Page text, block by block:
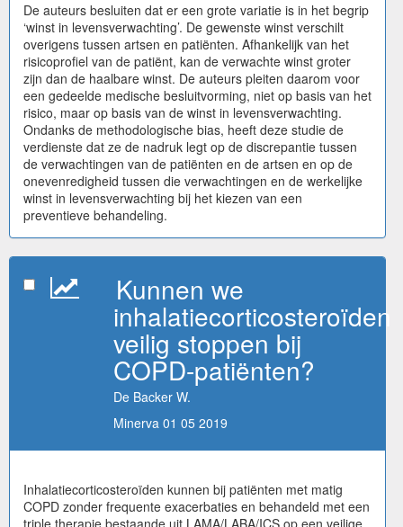
De auteurs besluiten dat er een grote variatie is in het begrip
‘winst in levensverwachting’. De gewenste winst verschilt
overigens tussen artsen en patiënten. Afhankelijk van het
risicoprofiel van de patiënt, kan de verwachte winst groter
zijn dan de haalbare winst. De auteurs pleiten daarom voor
een gedeelde medische besluitvorming, niet op basis van het
risico, maar op basis van de winst in levensverwachting.
Ondanks de methodologische bias, heeft deze studie de
verdienste dat ze de nadruk legt op de discrepantie tussen
de verwachtingen van de patiënten en de artsen en op de
onevenredigheid tussen die verwachtingen en de werkelijke
winst in levensverwachting bij het kiezen van een
preventieve behandeling.
Kunnen we
inhalatiecorticosteroïden
veilig stoppen bij
COPD-patiënten?
De Backer W.
Minerva 01 05 2019
Inhalatiecorticosteroïden kunnen bij patiënten met matig
COPD zonder frequente exacerbaties en behandeld met een
triple therapie bestaande uit LAMA/LABA/ICS op een veilige